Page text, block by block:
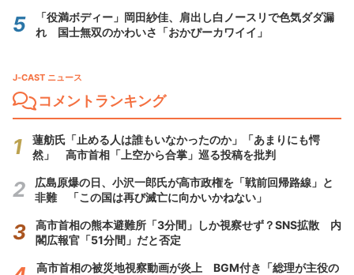
「役満ボディー」岡田紗佳、肩出し白ノースリで色気ダダ漏
れ 国士無双のかわいさ「おかぴーカワイイ」
J-CAST ニュース
コメントランキング
蓮舫氏「止める人は誰もいなかったのか」「あまりにも愕
然」 高市首相「上空から合掌」巡る投稿を批判
広島原爆の日、小沢一郎氏が高市政権を「戦前回帰路線」と
非難 「この国は再び滅亡に向かいかねない」
高市首相の熊本避難所「3分間」しか視察せず？SNS拡散 内
閣広報官「51分間」だと否定
高市首相の被災地視察動画が炎上 BGM付き「総理が主役の